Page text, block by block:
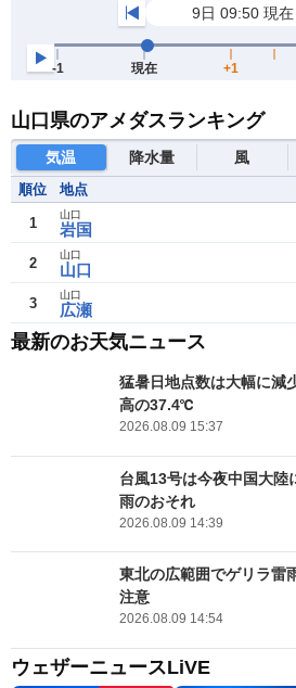
山口県のアメダスランキング
気温 降水量 風
順位 地点
1 岩国
山口
2 山口
山口
3 広瀬
山口
最新のお天気ニュース
猛暑日地点数は大幅に
高の37.4℃
2026.08.09 15:37
台風13号は今夜中国大
雨のおそれ
2026.08.09 14:39
東北の広範囲でゲリラ
注意
2026.08.09 14:54
ウェザーニュースLiVE